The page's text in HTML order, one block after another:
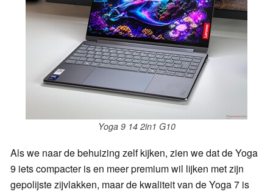
Yoga 9 14 2in1 G10
Als we naar de behuizing zelf kijken, zien we dat de Yoga
9 iets compacter is en meer premium wil lijken met zijn
gepolijste zijvlakken, maar de kwaliteit van de Yoga 7 is